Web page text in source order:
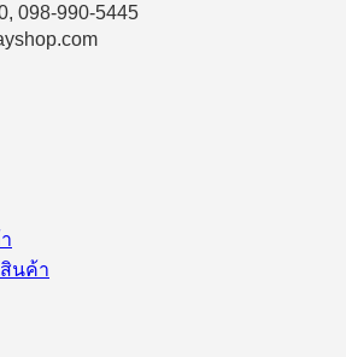
098-990-5445
นค้า